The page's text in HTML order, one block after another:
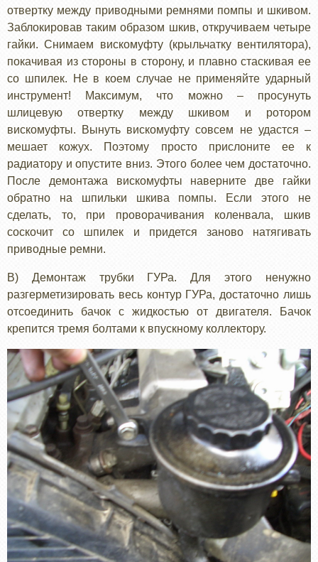
отвертку между приводными ремнями помпы и шкивом.
Заблокировав таким образом шкив, откручиваем четыре
гайки. Снимаем вискомуфту (крыльчатку вентилятора),
покачивая из стороны в сторону, и плавно стаскивая ее
со шпилек. Не в коем случае не применяйте ударный
инструмент! Максимум, что можно – просунуть
шлицевую отвертку между шкивом и ротором
вискомуфты. Вынуть вискомуфту совсем не удастся –
мешает кожух. Поэтому просто прислоните ее к
радиатору и опустите вниз. Этого более чем достаточно.
После демонтажа вискомуфты наверните две гайки
обратно на шпильки шкива помпы. Если этого не
сделать, то, при проворачивания коленвала, шкив
соскочит со шпилек и придется заново натягивать
приводные ремни.
В) Демонтаж трубки ГУРа. Для этого ненужно
разгерметизировать весь контур ГУРа, достаточно лишь
отсоединить бачок с жидкостью от двигателя. Бачок
крепится тремя болтами к впускному коллектору.